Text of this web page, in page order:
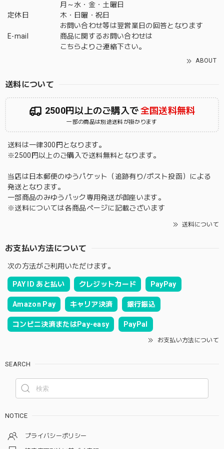
月～水・金・土曜日
定休日
木・日曜・祝日
お問い合わせ等は翌営業日の回答となります
E-mail
商品に関するお問い合わせは
こちらよりご連絡下さい。
ABOUT
送料について
2500円以上のご購入で全国送料無料
一部の商品は別途送料が掛かります
送料は一律300円となります。
※2500円以上のご購入で送料無料となります。
当店は日本郵便のゆうパケット（追跡有り/ポスト投函）による
発送となります。
一部商品のみゆうパック専用発送が御座います。
※送料については各商品ページに記載ございます
送料について
お支払い方法について
次の方法がご利用いただけます。
PAY ID あと払い クレジットカード PayPay
Amazon Pay キャリア決済 銀行振込
コンビニ決済またはPay-easy PayPal
お支払い方法について
SEARCH
NOTICE
プライバシーポリシー